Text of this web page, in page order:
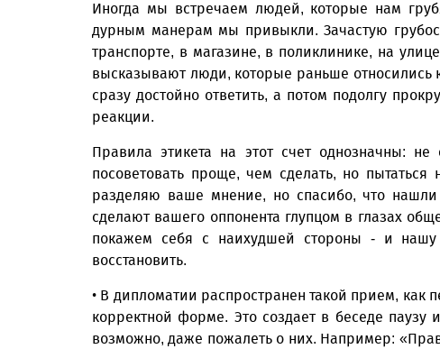
Иногда мы встречаем людей, которые нам
дурным манерам мы привыкли. Зачастую
транспорте, в магазине, в поликлинике, на
высказывают люди, которые раньше
сразу достойно ответить, а потом подолгу
реакции.
Правила этикета на этот счет однозначны: не
посоветовать проще, чем сделать, но
разделяю ваше мнение, но спасибо, что нашли
сделают вашего оппонента глупцом в глазах
покажем себя с наихудшей стороны - и нашу
восстановить.
• В дипломатии распространен такой прием, как
корректной форме. Это создает в беседе паузу
возможно, даже пожалеть о них. Например: